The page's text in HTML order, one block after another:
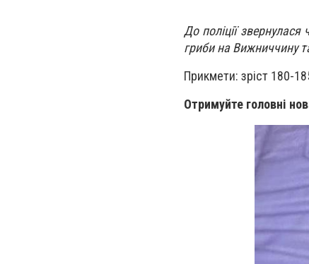
До поліції
гриби на Вижниччину
Прикмети: зріст 180-
Отримуйте головні